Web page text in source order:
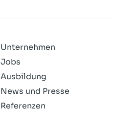
Unternehmen
Jobs
Ausbildung
News und Presse
Referenzen